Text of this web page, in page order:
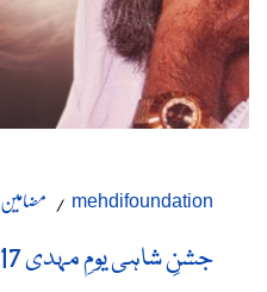
mehdifoundation مضامین
جشنِ شاہی یومِ مہدی 2017 پر خصوصی خطاب